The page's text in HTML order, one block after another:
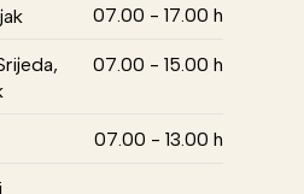
07.00 - 17.00 h
07.00 - 15.00 h
07.00 - 13.00 h